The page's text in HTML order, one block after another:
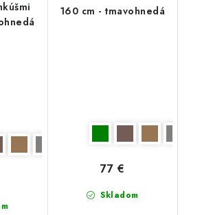
160 cm - tmavohnedá
Skladom
77 €